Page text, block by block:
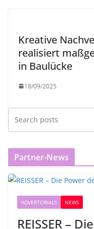
Kreative
realisiert
in Baulücke
18/09/2025
Partner-News
ADVERTORIALS NEWS
REISSER –